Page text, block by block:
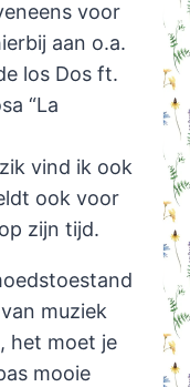
voor
aan o.a.
los Dos ft.
“La
vind ik ook
ook voor
zijn tijd.
muziek
het moet je
mooie